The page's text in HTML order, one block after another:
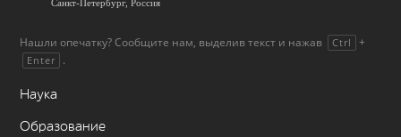
Нашли опечатку? Сообщите нам, выделив текст и нажав Ctrl +
Enter .
Наука
Образование